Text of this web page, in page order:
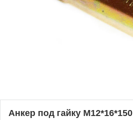
Анкер под гайку М12*16*150